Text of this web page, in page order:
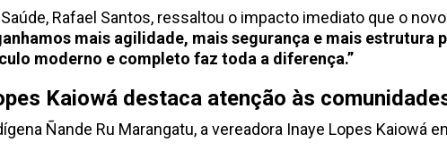
Rafael Santos, ressaltou o impacto imediato que o
mais agilidade, mais segurança e mais
moderno e completo faz toda a diferença.”
Kaiowá destaca atenção às
Ñande Ru Marangatu, a vereadora Inaye Lopes Kaiowá